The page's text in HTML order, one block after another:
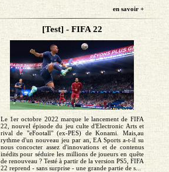
en savoir +
[Test] - FIFA 22
Le 1er octobre 2022 marque le lancement de FIFA
22, nouvel épisode du jeu culte d'Electronic Arts et
rival de "eFootall" (ex-PES) de Konami. Mais,au
rythme d'un nouveau jeu par an, EA Sports a-t-il su
nous concocter assez d'innovations et de contenus
inédits pour séduire les millions de joueurs en quête
de renouveau ? Testé à partir de la version PS5, FIFA
22 reprend - sans surprise - une grande partie de s...